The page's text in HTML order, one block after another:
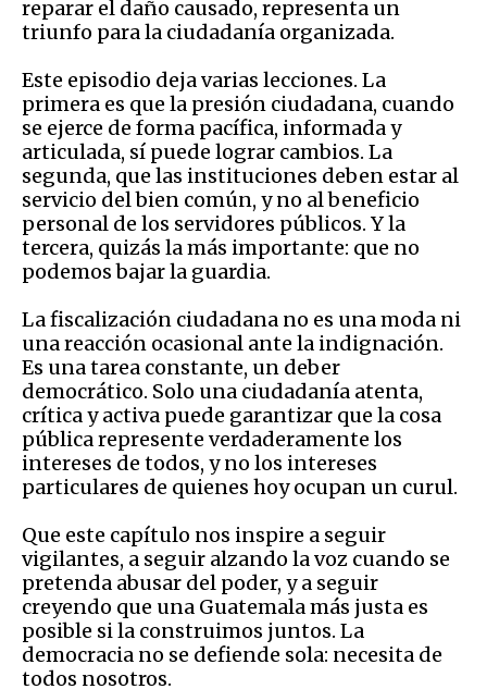
reparar el daño causado, representa un
triunfo para la ciudadanía organizada.
Este episodio deja varias lecciones. La
primera es que la presión ciudadana, cuando
se ejerce de forma pacífica, informada y
articulada, sí puede lograr cambios. La
segunda, que las instituciones deben estar al
servicio del bien común, y no al beneficio
personal de los servidores públicos. Y la
tercera, quizás la más importante: que no
podemos bajar la guardia.
La fiscalización ciudadana no es una moda ni
una reacción ocasional ante la indignación.
Es una tarea constante, un deber
democrático. Solo una ciudadanía atenta,
crítica y activa puede garantizar que la cosa
pública represente verdaderamente los
intereses de todos, y no los intereses
particulares de quienes hoy ocupan un curul.
Que este capítulo nos inspire a seguir
vigilantes, a seguir alzando la voz cuando se
pretenda abusar del poder, y a seguir
creyendo que una Guatemala más justa es
posible si la construimos juntos. La
democracia no se defiende sola: necesita de
todos nosotros.